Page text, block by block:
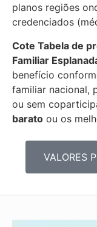
planos regiões
credenciados
Cote Tabela de
Familiar
benefício
familiar nacional,
ou sem
barato ou os
VALORES